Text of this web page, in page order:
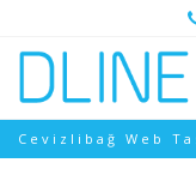
Cevizlibağ Web